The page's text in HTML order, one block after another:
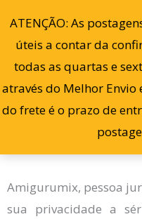
ATENÇÃO: As
úteis a contar da
todas as quartas e
através do Melhor
do frete é o prazo de
para
conteúdo
Política de Privacidade
POLÍTICA DE
Amigurumix, pessoa
sua privacidade a